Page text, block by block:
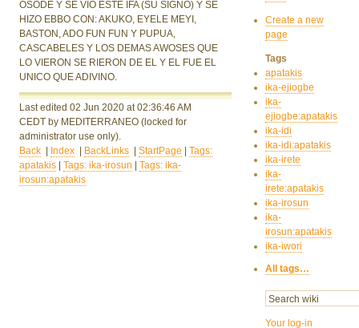
OSODE Y SE VIO ESTE IFA (SU SIGNO) Y SE
HIZO EBBO CON: AKUKO, EYELE MEYI,
BASTON, ADO FUN FUN Y PUPUA,
CASCABELES Y LOS DEMAS AWOSES QUE
LO VIERON SE RIERON DE EL Y EL FUE EL
UNICO QUE ADIVINO.
Last edited 02 Jun 2020at 02:36:46 AM
CEDTby MEDITERRANEO(locked for
administrator use only).
Back | Index | BackLinks |StartPage |Tags:
apatakis |Tags: ika-irosun |Tags: ika-
irosun:apatakis
Create a new
page
Tags
apatakis
ika-ejiogbe
ika-
ejiogbe:apatakis
ika-idi
ika-idi:apatakis
ika-irete
ika-
irete:apatakis
ika-irosun
ika-
irosun:apatakis
ika-iwori
All tags…
Your log-in